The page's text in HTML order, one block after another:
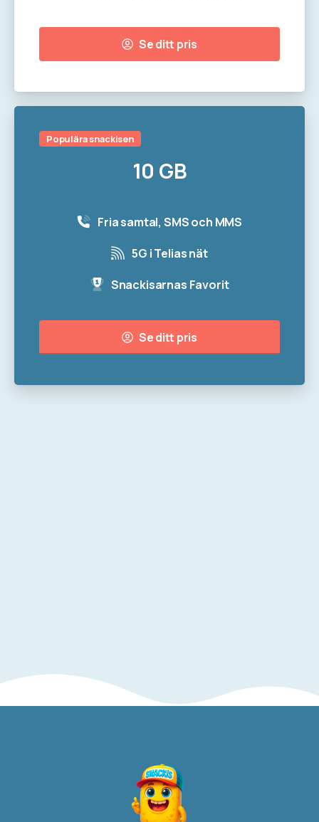
Se ditt pris
Populära snackisen
10 GB
Fria samtal, SMS och MMS
5G i Telias nät
Snackisarnas Favorit
Se ditt pris